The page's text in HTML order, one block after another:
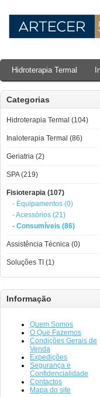
Hidroterapia Termal
Categorias
Hidroterapia Termal (104)
Inaloterapia Termal (86)
Geriatria (2)
SPA (219)
Fisioterapia (107)
- Equipamentos (0)
- Acessórios (21)
- Consumíveis (86)
Assistência Técnica (0)
Soluções TI (1)
Informação
Quem Somos
O Que Fazemos
Condições Gerais de
Venda
Expedições
Segurança e
Confidencialidade
Contactos
Mapa do site